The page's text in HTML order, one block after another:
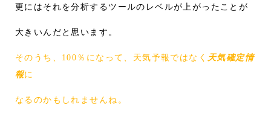
更にはそれを分析するツールのレベルが上がったことが
大きいんだと思います。
そのうち、100％になって、天気予報ではなく 天気確定情
報に
なるのかもしれませんね。